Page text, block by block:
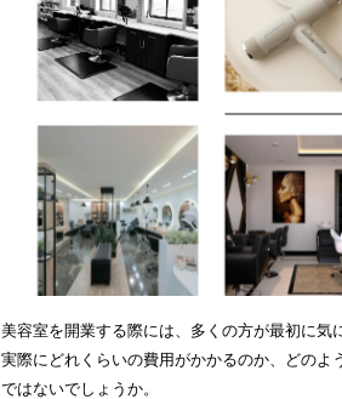
美容室を開業する際には、多くの方が最初に気
実際にどれくらいの費用がかかるのか、どの
ではないでしょうか。